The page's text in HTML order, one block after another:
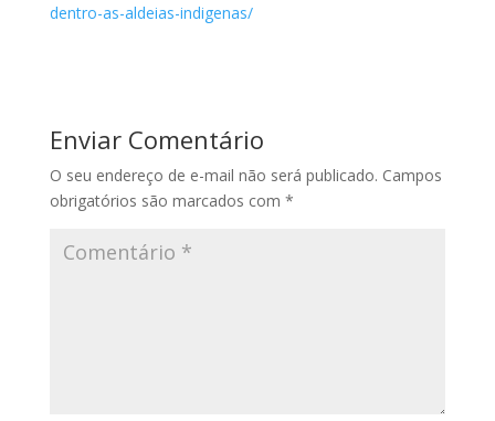
dentro-as-aldeias-indigenas/
Enviar Comentário
O seu endereço de e-mail não será publicado. Campos
obrigatórios são marcados com *